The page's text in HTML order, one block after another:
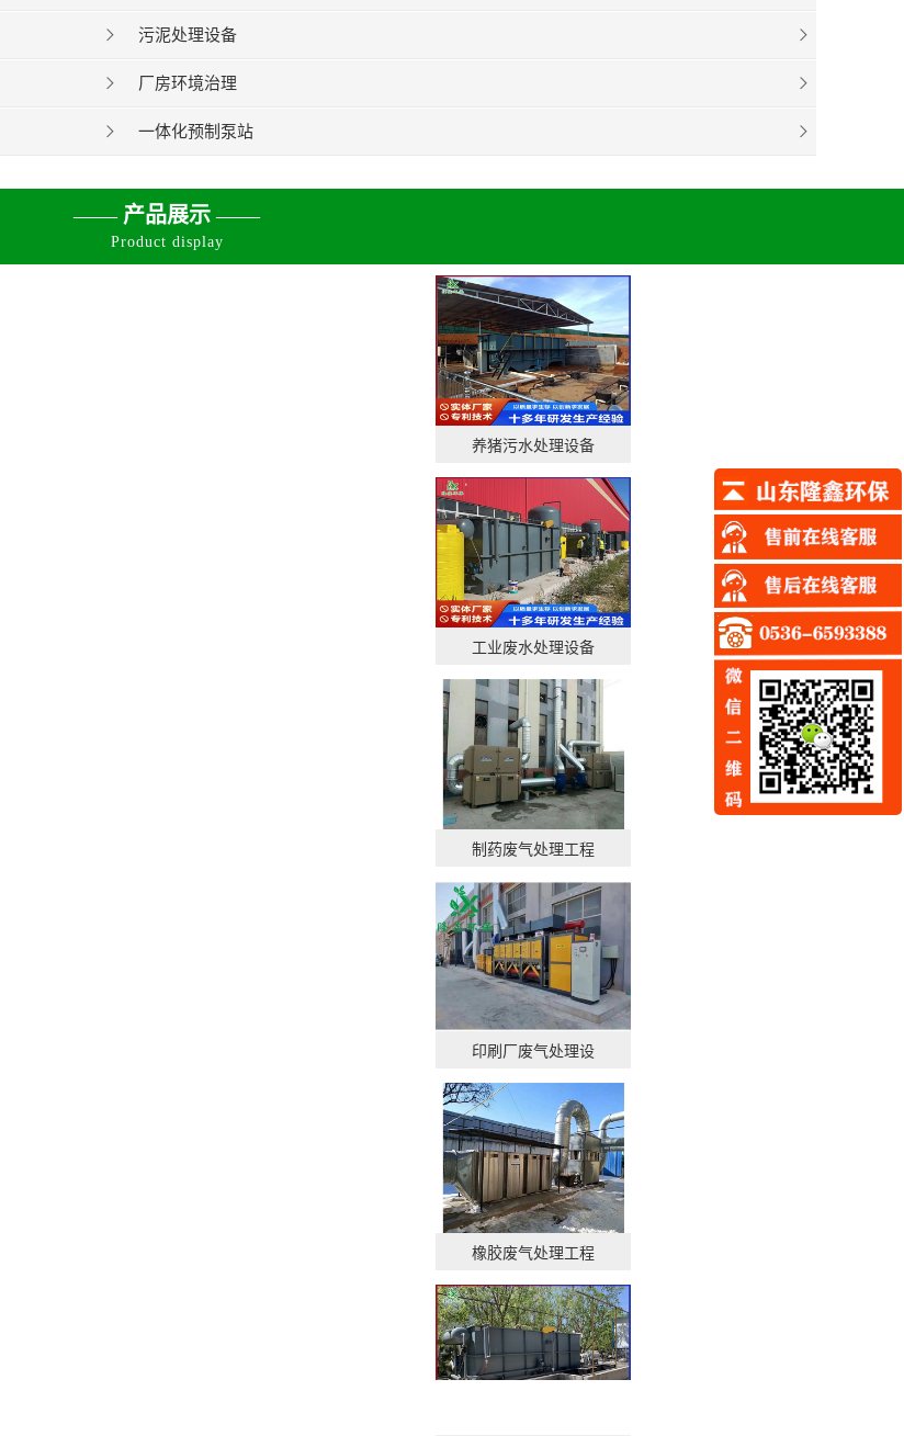
污泥处理设备
厂房环境治理
一体化预制泵站
——产品展示——
Product display
养猪污水处理设备
工业废水处理设备
制药废气处理工程
印刷厂废气处理设
橡胶废气处理工程